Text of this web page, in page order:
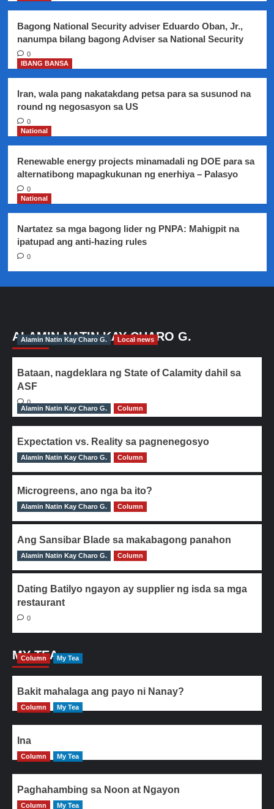
nilagdaan
ng
at
Laos
Bagong National Security adviser Eduardo Oban, Jr.,
nanumpa bilang bagong Adviser sa National Security
0
IBANG BANSA
Iran, wala pang nakatakdang petsa para sa susunod na
round ng negosasyon sa US
0
National
Renewable energy projects minamadali ng DOE para sa
alternatibong mapagkukunan ng enerhiya – Palasyo
0
National
Nartatez sa mga bagong lider ng PNPA: Mahigpit na
ipatupad ang anti-hazing rules
0
ALAMIN NATIN KAY CHARO G.
Alamin Natin Kay Charo G. Local news
Bataan, nagdeklara ng State of Calamity dahil sa
ASF
0
Alamin Natin Kay Charo G.
Column
Expectation vs. Reality sa pagnenegosyo
0
Alamin Natin Kay Charo G. Column
Microgreens, ano nga ba ito?
0
Alamin Natin Kay Charo G. Column
Ang Sansibar Blade sa makabagong panahon
0
Alamin Natin Kay Charo G. Column
Dating Batilyo ngayon ay supplier ng isda sa mga
restaurant
0
MY TEA
Column My Tea
Bakit mahalaga ang payo ni Nanay?
Column My Tea
Ina
Column My Tea
Paghahambing sa Noon at Ngayon
Column My Tea